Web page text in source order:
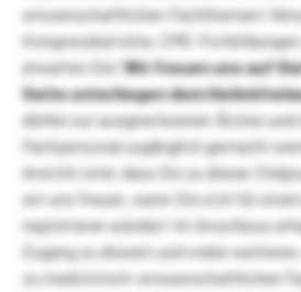
wissenschaftlichen Fachthemen!
Kongressberichte, CME-
erwarten Sie!Wir freuen uns auf
Seite unterliegen dem
dürfen nur ausgewiesenen Ärzten
Fachpersonal zugänglich gemacht
Ansicht sind, dass Sie zu dieser
wir uns freuen, wenn Sie sich für
registrieren würden! Im Anschluss
Zugang zu diesem und vielen
zu medizinisch-wissenschaftlichen